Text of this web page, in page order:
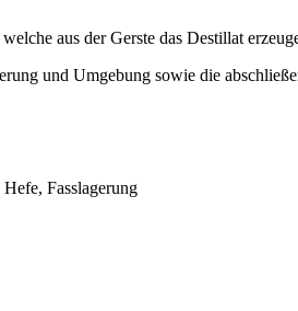
aus der Gerste das Destillat
und Umgebung sowie die
Fasslagerung